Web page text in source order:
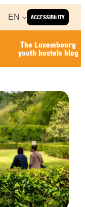
ACCESSIBILITY
EN
The Luxembourg
youth hostels blog